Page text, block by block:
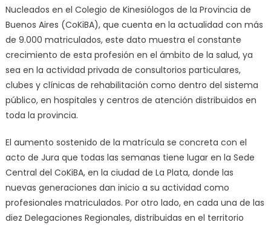
Nucleados en el Colegio de Kinesiólogos de la Provincia de
Buenos Aires (CoKiBA), que cuenta en la actualidad con más
de 9.000 matriculados, este dato muestra el constante
crecimiento de esta profesión en el ámbito de la salud, ya
sea en la actividad privada de consultorios particulares,
clubes y clínicas de rehabilitación como dentro del sistema
público, en hospitales y centros de atención distribuidos en
toda la provincia.
El aumento sostenido de la matrícula se concreta con el
acto de Jura que todas las semanas tiene lugar en la Sede
Central del CoKiBA, en la ciudad de La Plata, donde las
nuevas generaciones dan inicio a su actividad como
profesionales matriculados. Por otro lado, en cada una de las
diez Delegaciones Regionales, distribuidas en el territorio